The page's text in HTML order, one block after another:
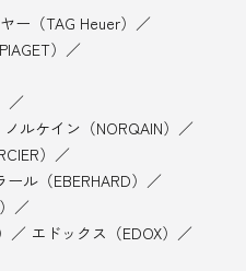
ー（TAG Heuer）
）
ノルケイン（NORQAIN）
）
ル（EBERHARD）